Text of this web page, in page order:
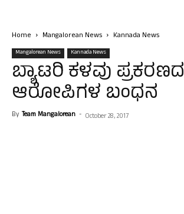
Home Mangalorean News Kannada News
Mangalorean News Kannada News
ಬ್ಯಾಟರಿ ಕಳವು ಪ್ರಕರಣದ
ಆರೋಪಿಗಳ ಬಂಧನ
By Team Mangalorean - October 28, 2017